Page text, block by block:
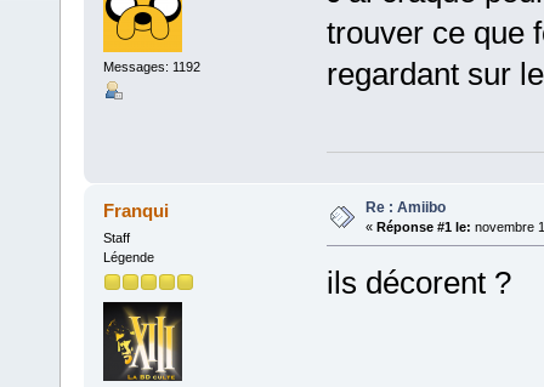
Messages: 1192
trouver ce que
regardant sur
Franqui
Staff
Légende
Re : Amiibo
« Réponse #1 le: novembre
ils décorent ?